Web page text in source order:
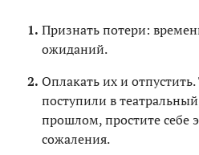
Признать потери:
ожиданий.
Оплакать их и
поступили в
прошлом, простите себе
сожаления.